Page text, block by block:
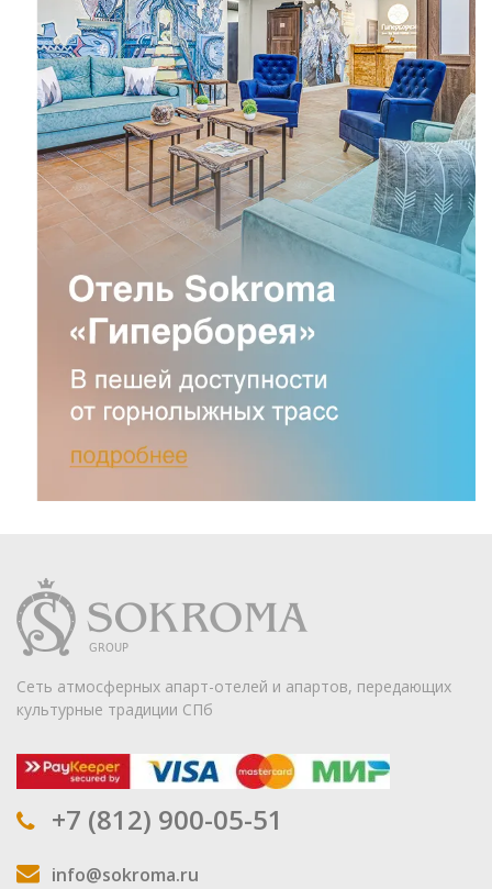
Сеть атмосферных апарт-отелей и апартов, передающих
культурные традиции СПб
+7 (812) 900-05-51
info@sokroma.ru